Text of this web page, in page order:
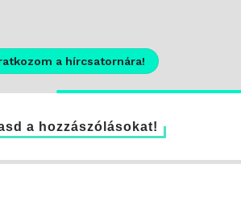
a hírcsatornára!
a hozzászólásokat!